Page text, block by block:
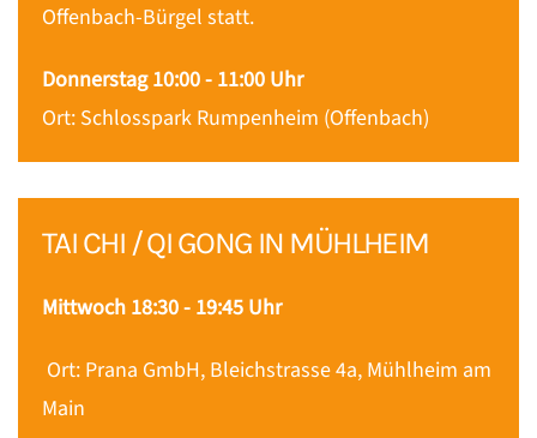
Offenbach-Bürgel statt.
Donnerstag10:00 - 11:00 Uhr
Ort: Schlosspark Rumpenheim (Offenbach)
TAI CHI / QI GONG IN MÜHLHEIM
Mittwoch 18:30 - 19:45 Uhr
Ort: Prana GmbH, Bleichstrasse 4a, Mühlheim am
Main